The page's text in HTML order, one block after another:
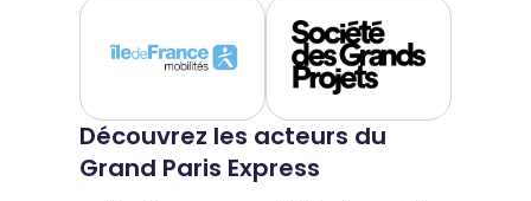
Découvrez les acteurs du
Grand Paris Express